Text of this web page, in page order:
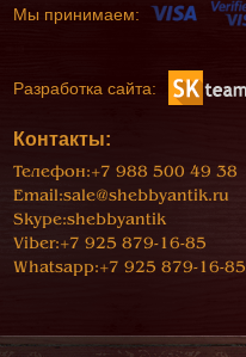
Мы принимаем:
Разработка сайта:
Контакты:
Телефон:+7 988 500 49 38
Email:sale@shebbyantik.ru
Skype:shebbyantik
Viber:+7 925 879-16-85
Whatsapp:+7 925 879-16-85